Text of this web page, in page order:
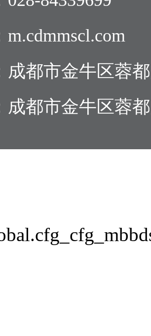
m.cdmmscl.com
成都市金牛区蓉
成都市金牛区蓉